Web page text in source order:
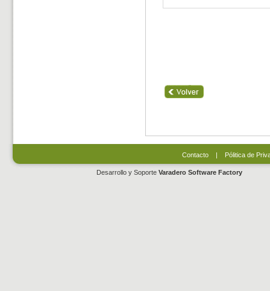
Contacto| Pólitica de
Desarrollo y Soporte Varadero Software Factory